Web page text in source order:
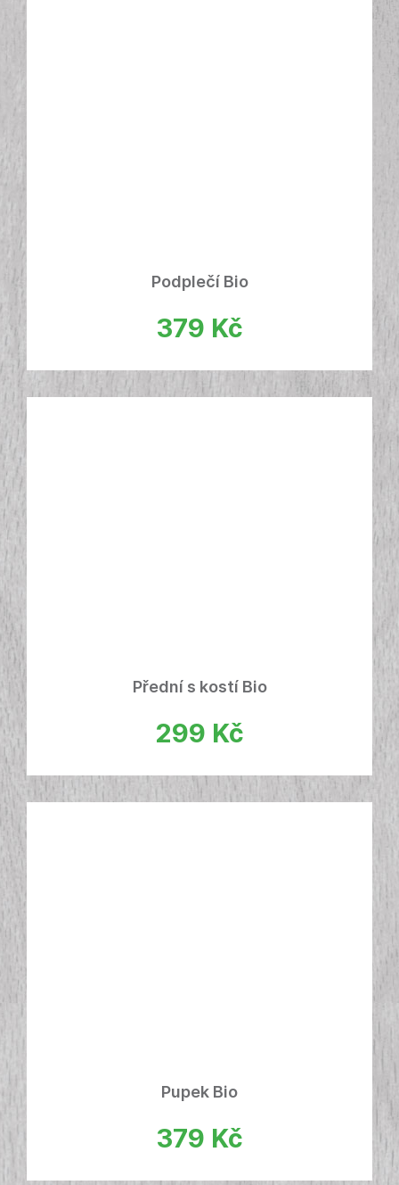
Podplečí Bio
379 Kč
Přední s kostí Bio
299 Kč
Pupek Bio
379 Kč